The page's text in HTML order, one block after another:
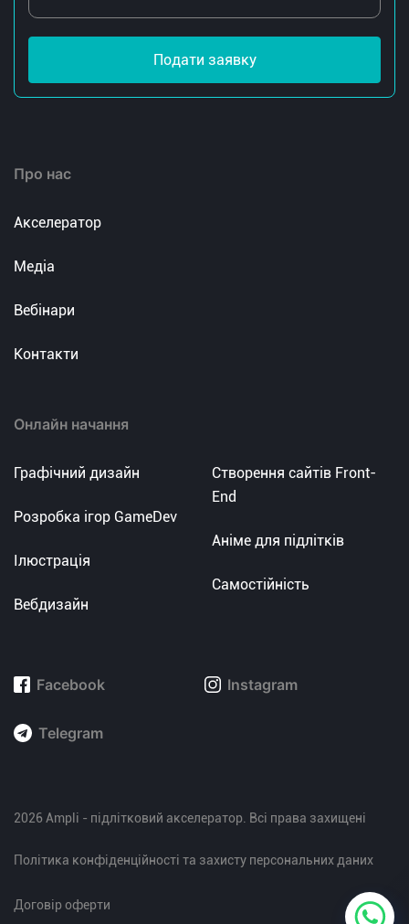
Подати заявку
Про нас
Акселератор
Медіа
Вебінари
Контакти
Онлайн начання
Графічний дизайн
Розробка ігор GameDev
Ілюстрація
Вебдизайн
Створення сайтів Front-
End
Аніме для підлітків
Самостійність
Facebook Instagram
Telegram
2026 Ampli - підлітковий акселератор. Всі права захищені
Політика конфіденційності та захисту персональних даних
Договір оферти